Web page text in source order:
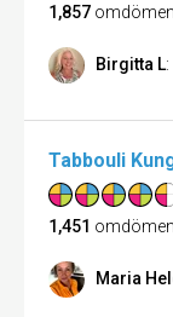
1,857 omdömen
Birgitta L:
Tabbouli
1,451 omdömen
Maria